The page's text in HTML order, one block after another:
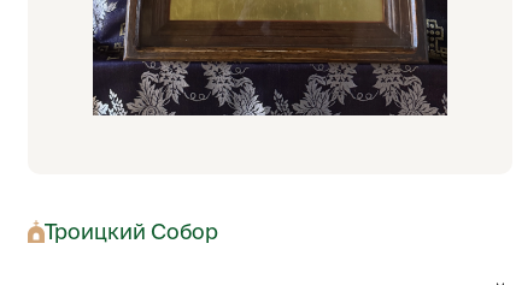
Троицкий Собор